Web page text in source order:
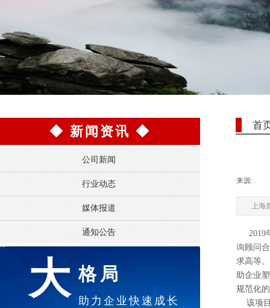
◆ 新闻资讯 ◆ 首
公司新闻
行业动态
媒体报道
通知公告
来源:
上
2019
询顾问
求高等
助企业
规范化
该项
大 格局
助力企业快速成长